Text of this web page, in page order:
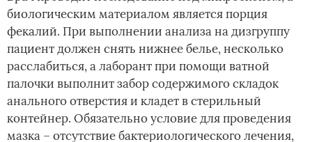
биологическим материалом является порция
фекалий. При выполнении анализа на дизгруппу
пациент должен снять нижнее белье, несколько
расслабиться, а лаборант при помощи ватной
палочки выполнит забор содержимого складок
анального отверстия и кладет в стерильный
контейнер. Обязательно условие для проведения
мазка – отсутствие бактериологического лечения,